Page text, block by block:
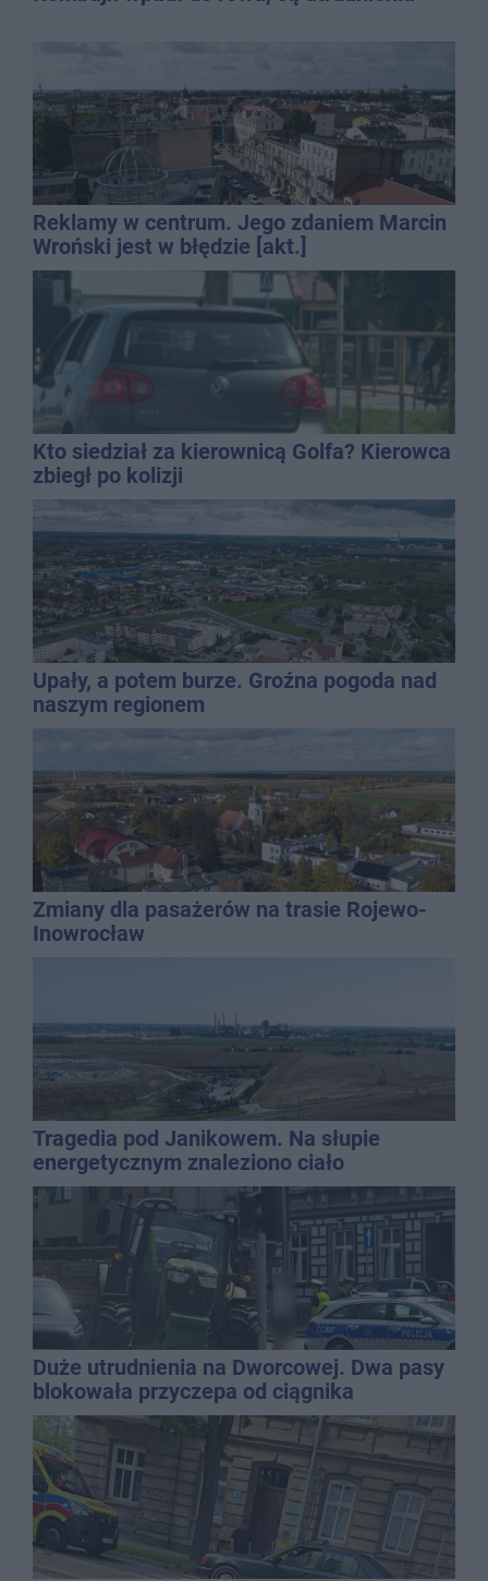
Reklamy w centrum. Jego zdaniem Marcin
Wroński jest w błędzie [akt.]
Kto siedział za kierownicą Golfa? Kierowca
zbiegł po kolizji
Upały, a potem burze. Groźna pogoda nad
naszym regionem
Zmiany dla pasażerów na trasie Rojewo-
Inowrocław
Tragedia pod Janikowem. Na słupie
energetycznym znaleziono ciało
mężczyzny
Duże utrudnienia na Dworcowej. Dwa pasy
blokowała przyczepa od ciągnika